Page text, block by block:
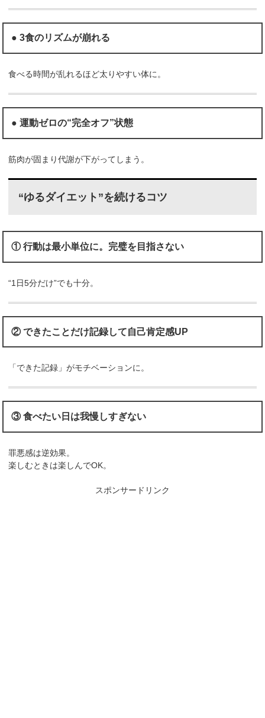
● 3食のリズムが崩れる
食べる時間が乱れるほど太りやすい体に。
● 運動ゼロの“完全オフ”状態
筋肉が固まり代謝が下がってしまう。
“ゆるダイエット”を続けるコツ
① 行動は最小単位に。完璧を目指さない
“1日5分だけ”でも十分。
② できたことだけ記録して自己肯定感UP
「できた記録」がモチベーションに。
③ 食べたい日は我慢しすぎない
罪悪感は逆効果。
楽しむときは楽しんでOK。
スポンサードリンク